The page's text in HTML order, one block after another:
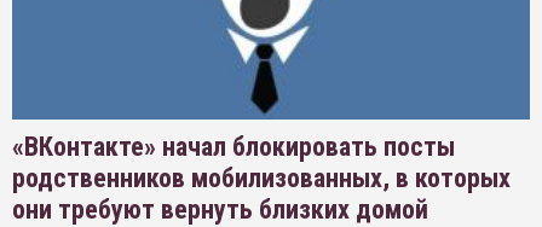
«ВКонтакте» начал блокировать посты
родственников мобилизованных, в которых
они требуют вернуть близких домой